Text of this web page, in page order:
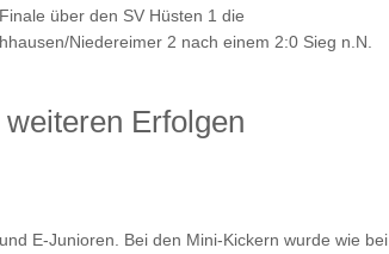
über den SV Hüsten 1 die
Niedereimer 2 nach einem 2:0 Sieg n.N.
Erfolgen
E-Junioren. Bei den Mini-Kickern wurde wie bei